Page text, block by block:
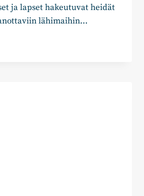
ja lapset hakeutuvat heidät
lähimaihin…